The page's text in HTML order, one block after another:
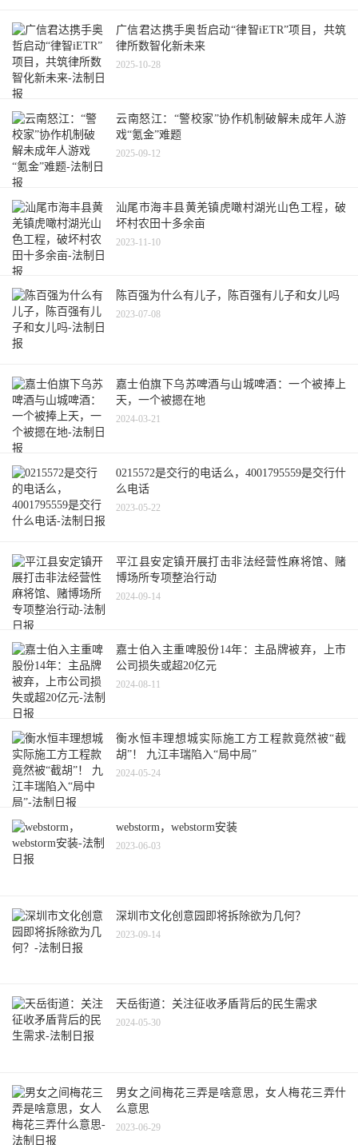
广信君达携手奥哲启动“律智iETR”项目，共筑
律所数智化新未来
2025-10-28
云南怒江：“警校家”协作机制破解未成年人游
戏“氪金”难题
2025-09-12
汕尾市海丰县黄羌镇虎噉村湖光山色工程，破
坏村农田十多余亩
2023-11-10
陈百强为什么有儿子，陈百强有儿子和女儿吗
2023-07-08
嘉士伯旗下乌苏啤酒与山城啤酒：一个被捧上
天，一个被摁在地
2024-03-21
0215572是交行的电话么，4001795559是交行什
么电话
2023-05-22
平江县安定镇开展打击非法经营性麻将馆、赌
博场所专项整治行动
2024-09-14
嘉士伯入主重啤股份14年：主品牌被弃，上市
公司损失或超20亿元
2024-08-11
衡水恒丰理想城实际施工方工程款竟然被“截
胡”！ 九江丰瑞陷入“局中局”
2024-05-24
webstorm，webstorm安装
2023-06-03
深圳市文化创意园即将拆除欲为几何？
2023-09-14
天岳街道：关注征收矛盾背后的民生需求
2024-05-30
男女之间梅花三弄是啥意思，女人梅花三弄什
么意思
2023-06-29